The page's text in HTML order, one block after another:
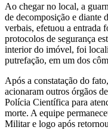
Ao chegar no local, a
de decomposição e diante
verbais, efetuou a entrada
protocolos de segurança
interior do imóvel, foi
putrefação, em um dos
Após a constatação do
acionaram outros órgãos
Polícia Científica para
morte. A equipe
Militar e logo após